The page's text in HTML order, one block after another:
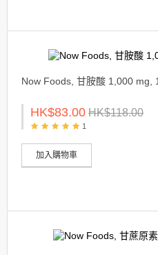
Now Foods, 甘胺酸 1,000 mg,
HK$83.00 HK$118.00
1
加入購物車